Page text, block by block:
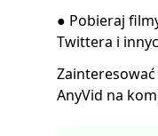
● Pobieraj
Twittera i
AnyVid na